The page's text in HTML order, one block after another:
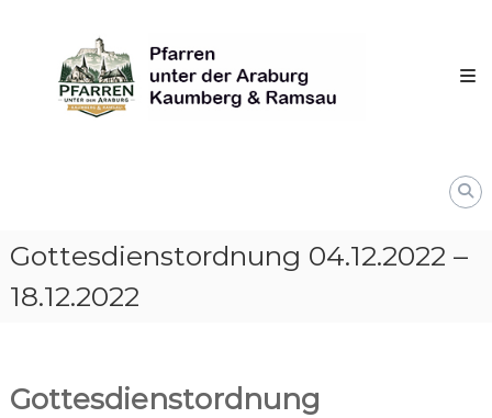
content
unter
derAraburg
Kaumberg
Gottesdienstordnung 04.12.2022 –
18.12.2022
Gottesdienstordnung